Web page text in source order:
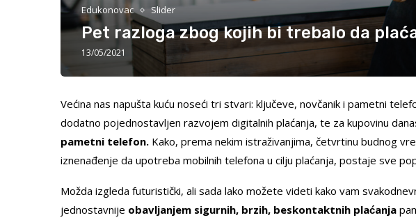
Edukonovac Slider
Pet razloga zbog kojih bi trebalo da
13/05/2021
Većina nas napušta kuću noseći tri stvari: ključeve, novčanik i pametni
dodatno pojednostavljen razvojem digitalnih plaćanja, te za kupovinu
pametni telefon. Kako, prema nekim istraživanjima, četvrtinu budnog
iznenađenje da upotreba mobilnih telefona u cilju plaćanja, postaje sve
Možda izgleda futuristički, ali sada lako možete videti kako vam
jednostavnije obavljanjem sigurnih, brzih, beskontaktnih plaćanja